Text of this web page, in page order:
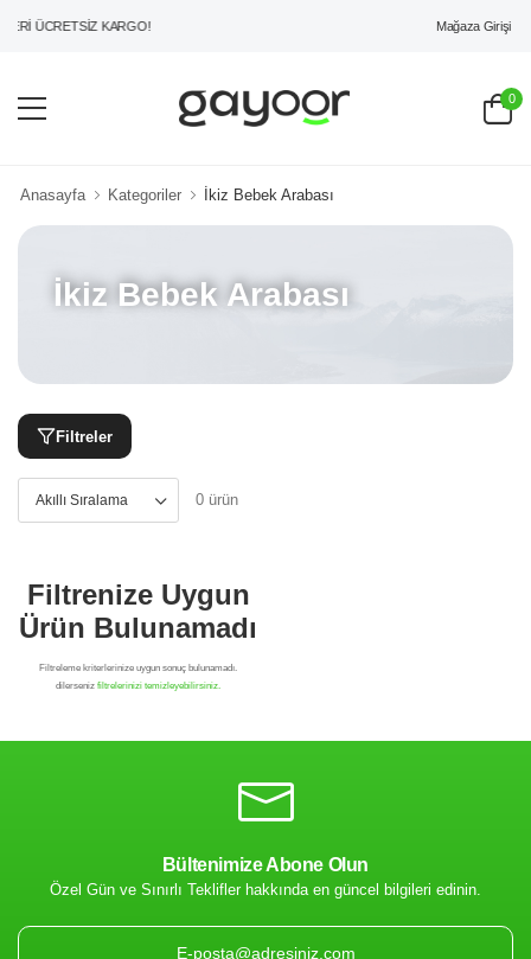
ÜCRETSİZ KARGO! Mağaza Girişi
0
Anasayfa Kategoriler İkiz Bebek Arabası
İkiz Bebek Arabası
Filtreler
0 ürün
Bültenimize Abone Olun
Özel Gün ve Sınırlı Teklifler hakkında en güncel bilgileri edinin.